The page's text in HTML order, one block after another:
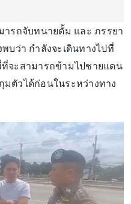
รถจับทนายตั้ม และ ภรรยา
บว่า กำลังจะเดินทางไปที่
จะสามารถข้ามไปชายแดน
มตัวได้ก่อนในระหว่างทาง